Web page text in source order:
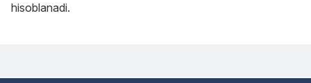
hisoblanadi.